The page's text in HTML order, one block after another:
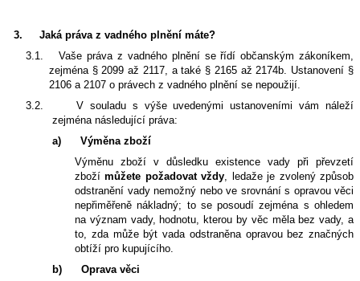
3.
Jaká práva z vadného plnění máte?
3.1.
Vaše práva z vadného plnění se řídí občanským zákoníkem,
zejména § 2099 až 2117, a také § 2165 až 2174b. Ustanovení §
2106 a 2107 o právech z vadného plnění se nepoužijí.
3.2.
V souladu s výše uvedenými ustanoveními vám náleží
zejména následující práva:
a)
Výměna zboží
Výměnu zboží v důsledku existence vady při převzetí
zbožímůžete požadovat vždy , ledaže je zvolený způsob
odstranění vady nemožný nebo ve srovnání s opravou věci
nepřiměřeně nákladný; to se posoudí zejména s ohledem
na význam vady, hodnotu, kterou by věc měla bez vady, a
to, zda může být vada odstraněna opravou bez značných
obtíží pro kupujícího.
b)
Oprava věci